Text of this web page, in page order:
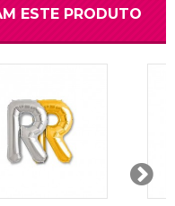
ESTE PRODUTO